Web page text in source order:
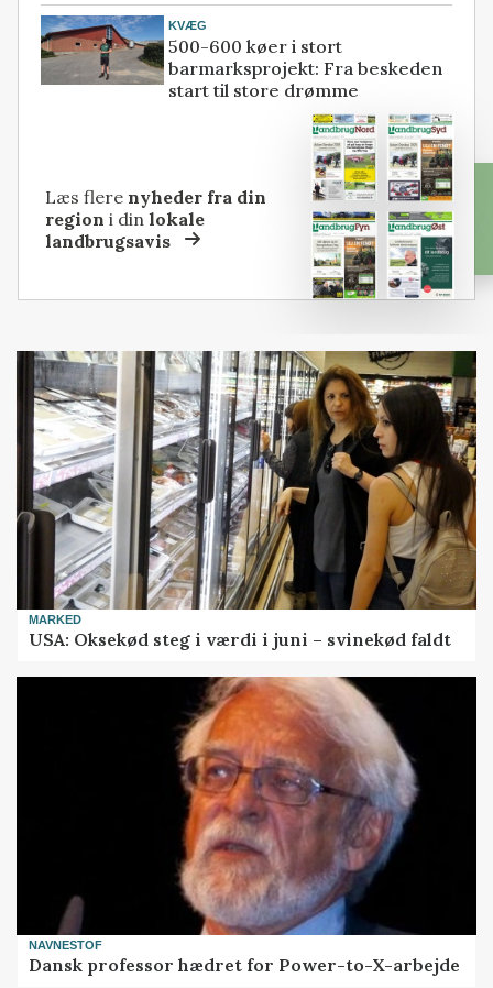
KVÆG
500-600 køer i stort
barmarksprojekt: Fra beskeden
start til store drømme
Læs flere nyheder fra din
region i dinlokale
landbrugsavis
MARKED
USA: Oksekød steg i værdi i juni – svinekød faldt
NAVNESTOF
Dansk professor hædret for Power-to-X-arbejde